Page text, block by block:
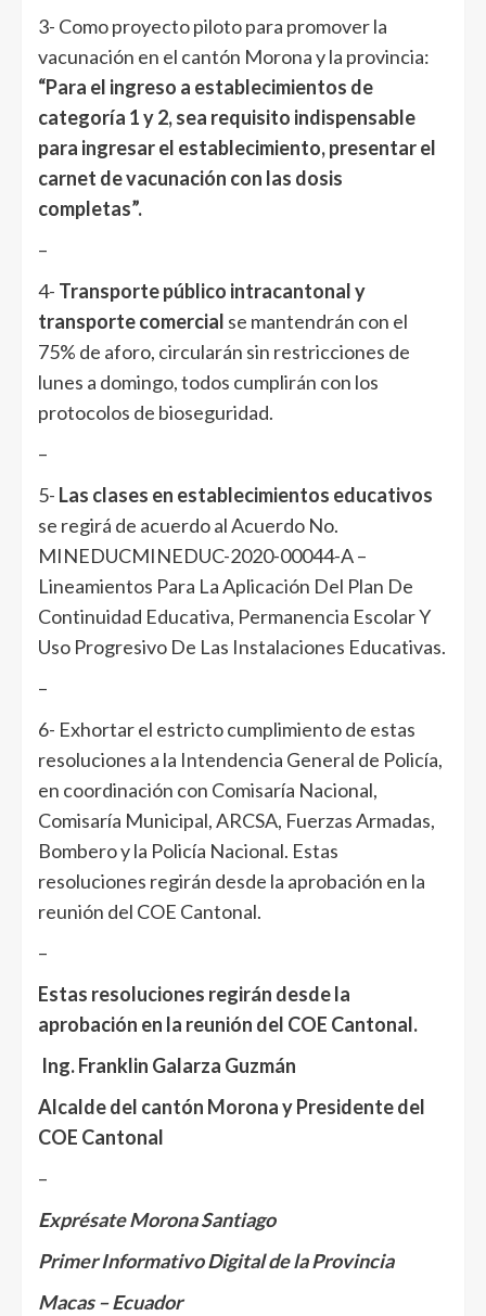
3- Como proyecto piloto para promover la
vacunación en el cantón Morona y la provincia:
“Para el ingreso a establecimientos de
categoría 1 y 2, sea requisito indispensable
para ingresar el establecimiento, presentar el
carnet de vacunación con las dosis
completas”.
–
4- Transporte público intracantonal y
transporte comercial se mantendrán con el
75% de aforo, circularán sin restricciones de
lunes a domingo, todos cumplirán con los
protocolos de bioseguridad.
–
5- Las clases en establecimientos educativos
se regirá de acuerdo al Acuerdo No.
MINEDUCMINEDUC-2020-00044-A –
Lineamientos Para La Aplicación Del Plan De
Continuidad Educativa, Permanencia Escolar Y
Uso Progresivo De Las Instalaciones Educativas.
–
6- Exhortar el estricto cumplimiento de estas
resoluciones a la Intendencia General de Policía,
en coordinación con Comisaría Nacional,
Comisaría Municipal, ARCSA, Fuerzas Armadas,
Bombero y la Policía Nacional. Estas
resoluciones regirán desde la aprobación en la
reunión del COE Cantonal.
–
Estas resoluciones regirán desde la
aprobación en la reunión del COE Cantonal.
Ing. Franklin Galarza Guzmán
Alcalde del cantón Morona y Presidente del
COE Cantonal
–
Exprésate Morona Santiago
Primer Informativo Digital de la Provincia
Macas – Ecuador